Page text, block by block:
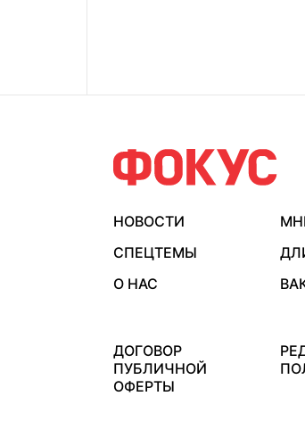
НОВОСТИ
СПЕЦТЕМЫ
О НАС
ДОГОВОР
ПУБЛИЧНОЙ
ОФЕРТЫ